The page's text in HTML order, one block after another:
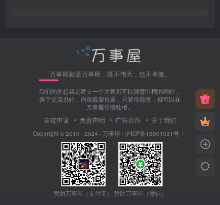
万事屋就是万事屋，既不伟大，也不卑微。
我们的梦想就是建立一个大家都可以随意吐槽的网站，
善于交流也好，内敛孤僻也罢，只要你愿意，都可以在
万事屋尽情吐槽。
友链申请 免责声明 广告合作 关于我们
Copyright © 2010 - 2024 · 万事屋 · 沪ICP备16001031号-1
赞助万事屋（支付宝） 赞助万事屋（微信）